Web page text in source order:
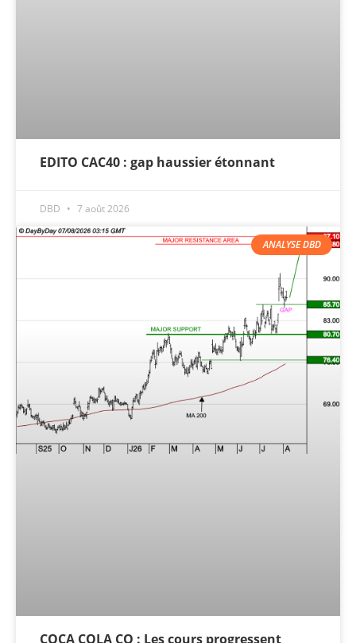
EDITO CAC40 : gap haussier étonnant
DBD 7 août 2026
ANALYSE DBD
COCA COLA CO : Les cours progressent